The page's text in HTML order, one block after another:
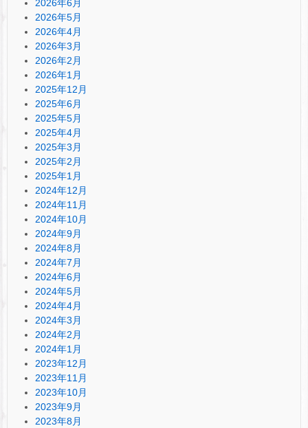
2026年6月
2026年5月
2026年4月
2026年3月
2026年2月
2026年1月
2025年12月
2025年6月
2025年5月
2025年4月
2025年3月
2025年2月
2025年1月
2024年12月
2024年11月
2024年10月
2024年9月
2024年8月
2024年7月
2024年6月
2024年5月
2024年4月
2024年3月
2024年2月
2024年1月
2023年12月
2023年11月
2023年10月
2023年9月
2023年8月